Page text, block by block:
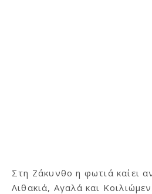
Στη Ζάκυνθο η φωτιά καίει
Λιθακιά, Αγαλά και